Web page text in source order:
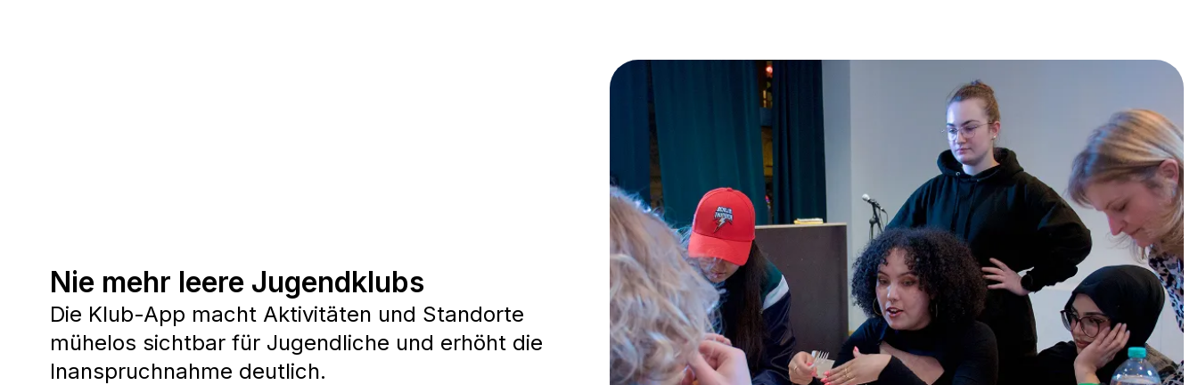
Nie mehr leere Jugendklubs
Die Klub-App macht Aktivitäten und Standorte
mühelos sichtbar für Jugendliche und erhöht die
Inanspruchnahme deutlich.